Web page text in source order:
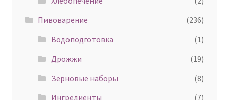
Пивоварение
(236)
Водоподготовка
(1)
Дрожжи
(19)
Зерновые наборы
(8)
Ингредиенты
(7)